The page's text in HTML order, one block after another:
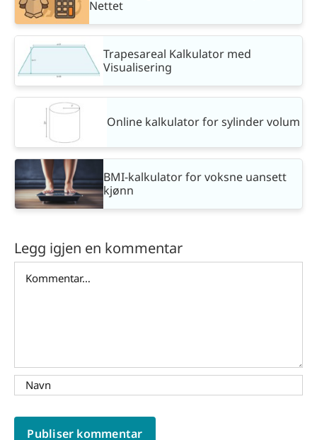
Nettet
Trapesareal Kalkulator med
Visualisering
Online kalkulator for sylinder volum
BMI-kalkulator for voksne uansett
kjønn
Legg igjen en kommentar